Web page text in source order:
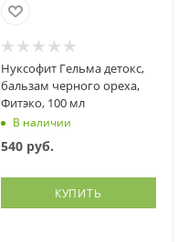
Нуксофит Гельма детокс,
бальзам черного ореха,
Фитэко, 100 мл
В наличии
540руб.
КУПИТЬ